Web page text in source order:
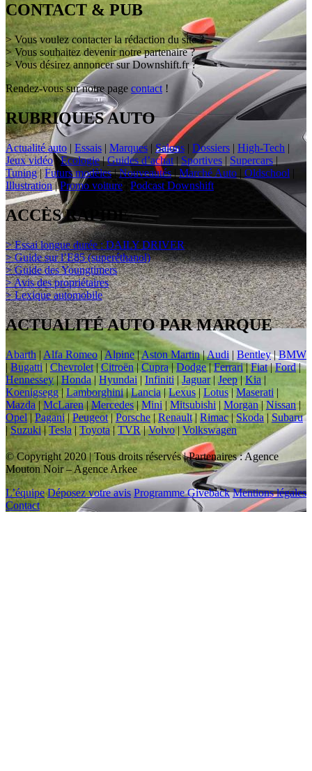
CONTACT & PUB
> Vous voulez contacter la rédaction du site ?
> Vous souhaitez devenir notre partenaire ?
> Vous désirez annoncer sur Downshift.fr ?
Rendez-vous sur notre page contact !
RUBRIQUES AUTO
Actualité auto | Essais | Marques |Salons | Dossiers | High-Tech |
Jeux vidéo|Ecologie|Guides d’achat | Sportives | Supercars |
Tuning|Futurs modèles|Nouveautés|Marché Auto | Oldschool |
Illustration|Promo voiture Podcast Downshift
ACCÈS RAPIDE
> Essai longue durée : DAILY DRIVER
> Guide sur l’E85 (superéthanol)
> Guide des Youngtimers
> Avis des propriétaires
> Lexique automobile
ACTUALITÉ AUTO PAR MARQUE
Abarth | Alfa Romeo|Alpine|Aston Martin|Audi | Bentley|BMW
| Bugatti|Chevrolet|Citroën |Cupra|Dodge|Ferrari|Fiat|Ford|
Hennessey|Honda| Hyundai | Infiniti |Jaguar| Jeep|Kia |
Koenigsegg|Lamborghini|Lancia|Lexus | Lotus| Maserati |
Mazda |McLaren|Mercedes | Mini | Mitsubishi | Morgan|Nissan|
Opel | Pagani|Peugeot|Porsche|Renault| Rimac|Skoda | Subaru
| Suzuki|Tesla| Toyota | TVR|Volvo| Volkswagen
© Copyright 2020 | Tous droits réservés | Partenaires : Agence
Mouton Noir – Agence Arkee
L’équipe Déposez votre avis Programme Giveback Mentions légales
Contact